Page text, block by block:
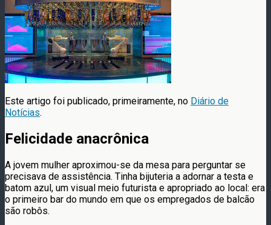
Este artigo foi publicado, primeiramente, no Diário de
Notícias.
Felicidade anacrônica
A jovem mulher aproximou-se da mesa para perguntar se
precisava de assistência. Tinha bijuteria a adornar a testa e
batom azul, um visual meio futurista e apropriado ao local: era
o primeiro bar do mundo em que os empregados de balcão
são robôs.